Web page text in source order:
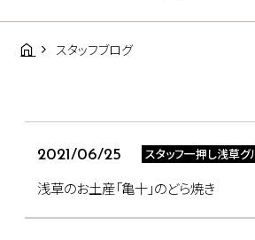
スタッフブログ
2021/06/25 スタッフ一押し浅草グ
浅草のお土産「亀十」のどら焼き